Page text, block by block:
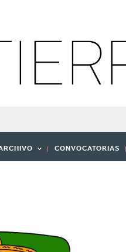
CONVOCATORIAS